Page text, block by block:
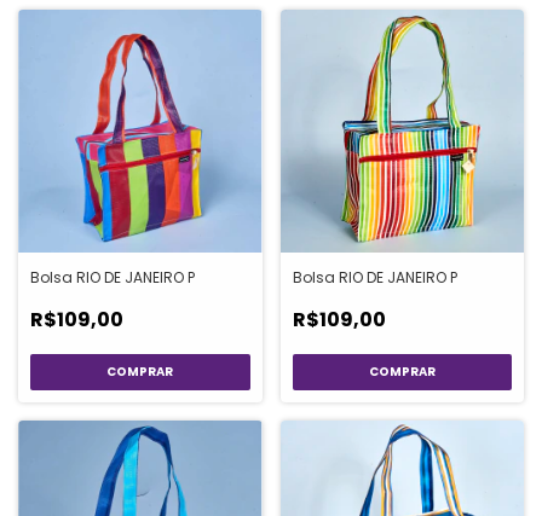
Bolsa RIO DE JANEIRO P
R$109,00
Bolsa RIO DE JANEIRO P
R$109,00